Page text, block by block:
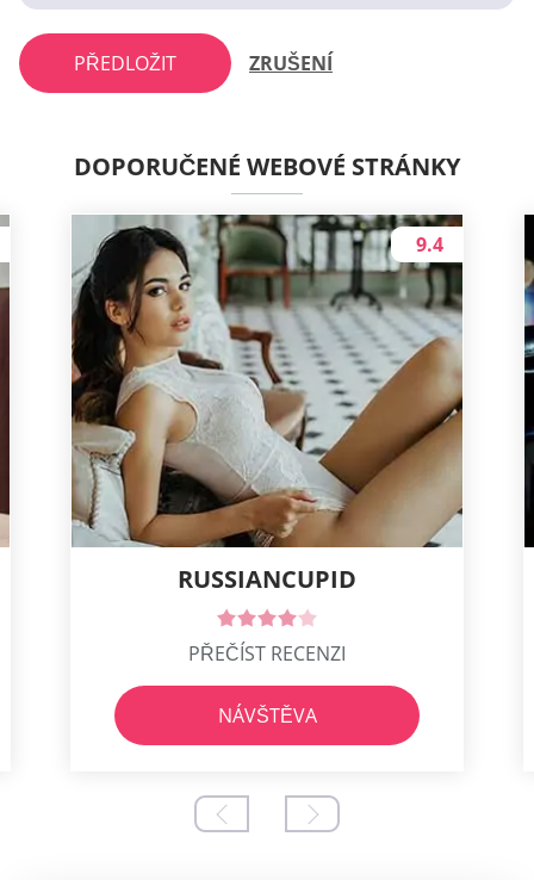
PŘEDLOŽIT ZRUŠENÍ
DOPORUČENÉ WEBOVÉ STRÁNKY
RUSSIANCUPID
9.4
PŘEČÍST RECENZI
NÁVŠTĚVA